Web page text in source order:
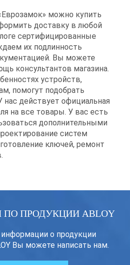
можно купить
доставку в любой
сертифицированные
их подлинность
Вы можете
консультантов магазина.
устройств,
помогут подобрать
действует официальная
на все товары. У вас есть
дополнительными
систем
ключей, ремонт
ПРОДУКЦИИ ABLOY
о продукции
Вы можете написать нам.